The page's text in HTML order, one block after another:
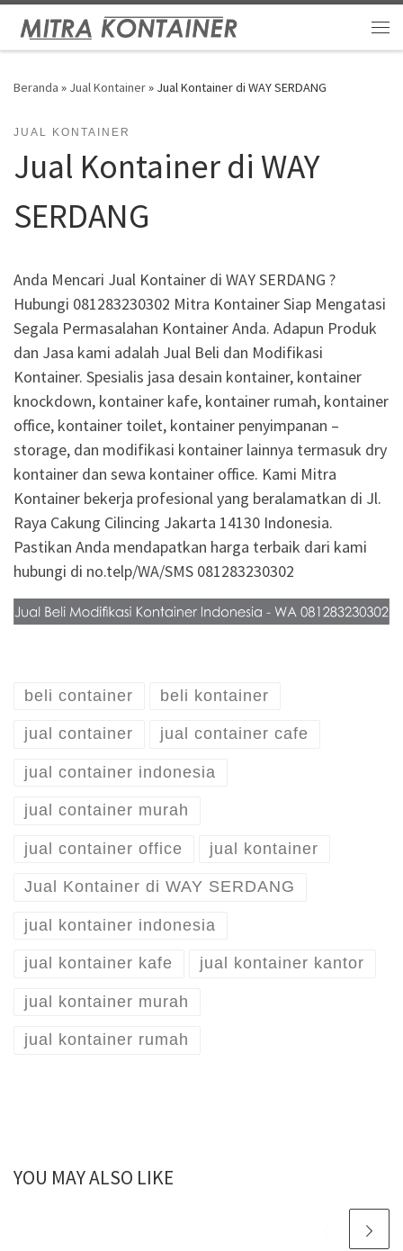
Skip to content
Beranda » Jual Kontainer» Jual Kontainer di WAY SERDANG
JUAL KONTAINER
Jual Kontainer di WAY
SERDANG
Anda Mencari Jual Kontainer di WAY SERDANG ?
Hubungi 081283230302 Mitra Kontainer Siap Mengatasi
Segala Permasalahan Kontainer Anda. Adapun Produk
dan Jasa kami adalah Jual Beli dan Modifikasi
Kontainer. Spesialis jasa desain kontainer, kontainer
knockdown, kontainer kafe, kontainer rumah, kontainer
office, kontainer toilet, kontainer penyimpanan –
storage, dan modifikasi kontainer lainnya termasuk dry
kontainer dan sewa kontainer office. Kami Mitra
Kontainer bekerja profesional yang beralamatkan di Jl.
Raya Cakung Cilincing Jakarta 14130 Indonesia.
Pastikan Anda mendapatkan harga terbaik dari kami
hubungi di no.telp/WA/SMS 081283230302
beli container beli kontainer
jual container jual container cafe
jual container indonesia
jual container murah
jual container office jual kontainer
Jual Kontainer di WAY SERDANG
jual kontainer indonesia
jual kontainer kafe jual kontainer kantor
jual kontainer murah
jual kontainer rumah
YOU MAY ALSO LIKE